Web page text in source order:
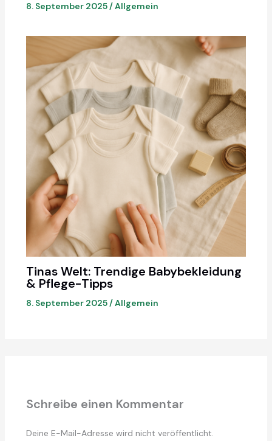
8. September 2025/Allgemein
Tinas Welt: Trendige Babybekleidung
& Pflege-Tipps
8. September 2025/Allgemein
Schreibe einen Kommentar
Deine E-Mail-Adresse wird nicht veröffentlicht.